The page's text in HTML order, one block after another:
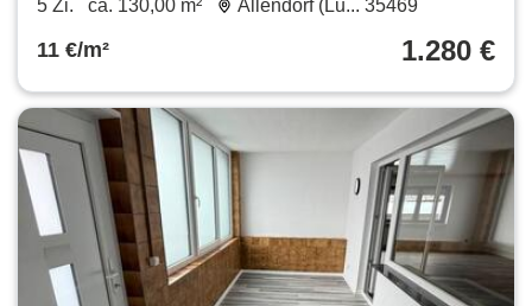
5 Zi. ca. 130,00 m² Allendorf (Lu... 35469
11 €/m² 1.280 €